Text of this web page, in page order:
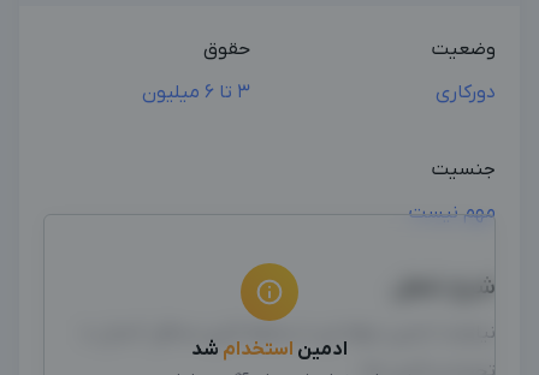
وضعیت
دورکاری
حقوق
3 تا 6 میلیون
جنسیت
مهم نیست
شرح شغل
ادمین استخدام شد